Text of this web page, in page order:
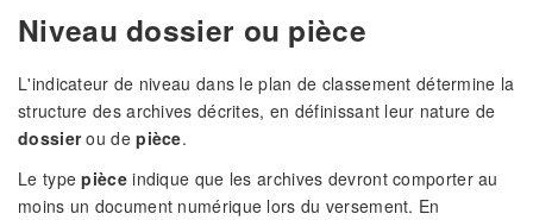
Niveau dossier ou pièce
L'indicateur de niveau dans le plan de classement détermine la
structure des archives décrites, en définissant leur nature de
dossierou depièce.
Le typepièceindique que les archives devront comporter au
moins un document numérique lors du versement. En